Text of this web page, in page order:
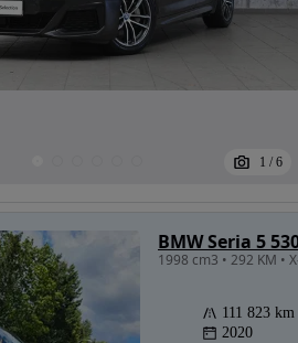
1 / 6
BMW Seria 5
1998 cm3 • 292 KM •
111 823 km
2020